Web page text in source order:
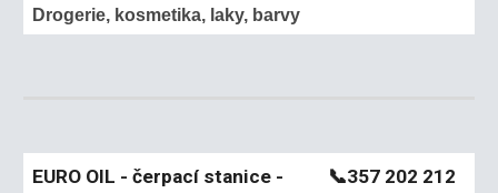
Drogerie, kosmetika, laky, barvy
EURO OIL - čerpací stanice - 📞357 202 212